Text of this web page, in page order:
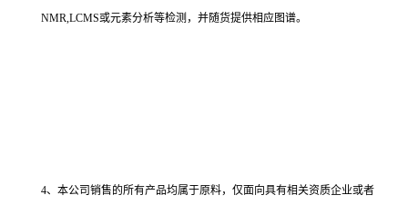
NMR,LCMS或元素分析等检测，并随货提供相应图谱。
4、本公司销售的所有产品均属于原料，仅面向具有相关资质企业或者